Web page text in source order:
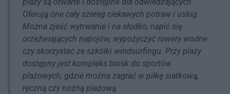
plaży są otwarte i dostępne dla odwiedzających.
Oferują one cały szereg ciekawych potraw i usług.
Można zjeść wytrwanie i na słodko, napić się
orzeźwiających napojów, wypożyczyć rowery wodne
czy skorzystać ze szkółki windsurfingu. Przy plaży
dostępny jest kompleks boisk do sportów
plażowych, gdzie można zagrać w piłkę siatkową,
ręczną czy nożną plażową.